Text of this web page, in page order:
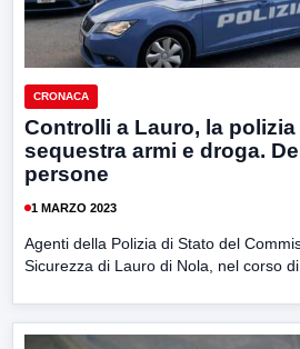
CRONACA
Controlli a Lauro, la
sequestra armi e droga.
persone
1 MARZO 2023
Agenti della Polizia di Stato del
Sicurezza di Lauro di Nola, nel corso